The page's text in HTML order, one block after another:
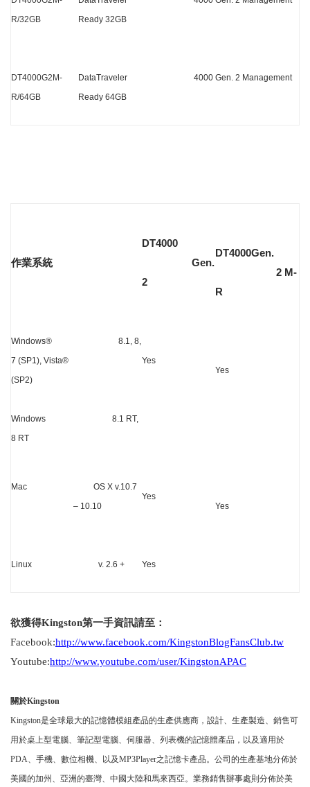
R/32GB
Ready 32GB
DT4000G2M-
R/64GB
DataTraveler 4000 Gen. 2 Management
Ready 64GB
作業系統
DT4000
Gen.
2
DT4000Gen.
2 M-
R
Windows® 8.1, 8,
7 (SP1), Vista®
(SP2)
Yes
Yes
Windows 8.1 RT,
8 RT
Mac OS X v.10.7
– 10.10
Yes
Yes
Linux v. 2.6 + Yes
欲獲得Kingston第一手資訊請至：
Facebook:http://www.facebook.com/KingstonBlogFansClub.tw
Youtube:http://www.youtube.com/user/KingstonAPAC
關於Kingston
Kingston是全球最大的記憶體模組產品的生產供應商，設計、生產製造、銷售可
用於桌上型電腦、筆記型電腦、伺服器、列表機的記憶體產品，以及適用於
PDA、手機、數位相機、以及MP3Player之記憶卡產品。公司的生產基地分佈於
美國的加州、亞洲的臺灣、中國大陸和馬來西亞。業務銷售辦事處則分佈於美